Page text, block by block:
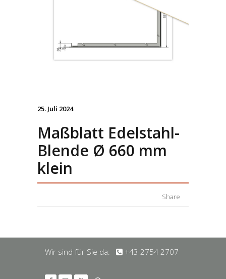
25. Juli 2024
Maßblatt Edelstahl-
Blende Ø 660 mm
klein
Share
Wir sind für Sie da: +43 2754 2707